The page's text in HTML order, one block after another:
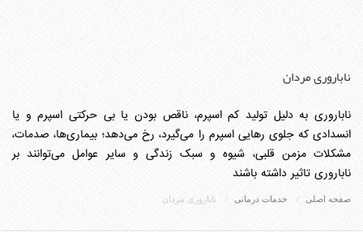
ناباروری مردان
ناباروری به دلیل تولید کم اسپرم، ناقص بودن یا بی حرکتی اسپرم و یا
انسدادی که جلوی رهایی اسپرم را می‌گیرد، رخ می‌دهد؛ بیماری‌ها، صدمات،
مشکلات مزمن قلبی، شیوه و سبک زندگی و سایر عوامل می‌توانند بر
ناباروری تاثیر داشته باشند
صفحه اصلی خدمات درمانی ناباروری مردان